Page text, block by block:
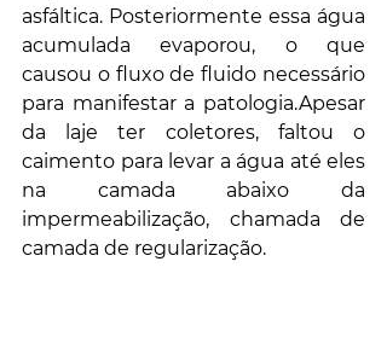
asfáltica. Posteriormente essa água
acumulada evaporou, o que
causou o fluxo de fluido necessário
para manifestar a patologia.Apesar
da laje ter coletores, faltou o
caimento para levar a água até eles
na camada abaixo da
impermeabilização, chamada de
camada de regularização.